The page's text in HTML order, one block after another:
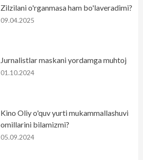
Zilzilani o'rganmasa ham bo'laveradimi?
09.04.2025
Jurnalistlar maskani yordamga muhtoj
01.10.2024
Kino Oliy o'quv yurti mukammallashuvi
omillarini bilamizmi?
05.09.2024